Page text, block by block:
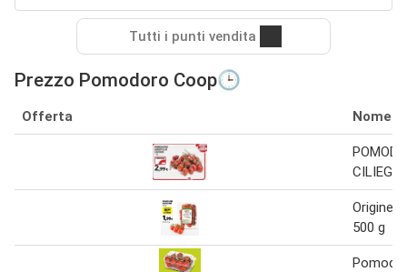
Tutti i punti vendita
Prezzo Pomodoro Coop🕒
Offerta Nome
Origine
500 g